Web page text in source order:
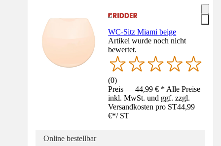
WC-Sitz Miami beige
Artikel wurde noch nicht
bewertet.
(0)
Preis — 44,99 € * Alle Preise
inkl. MwSt. und ggf. zzgl.
Versandkosten pro ST44,99
€*/ ST
Online bestellbar